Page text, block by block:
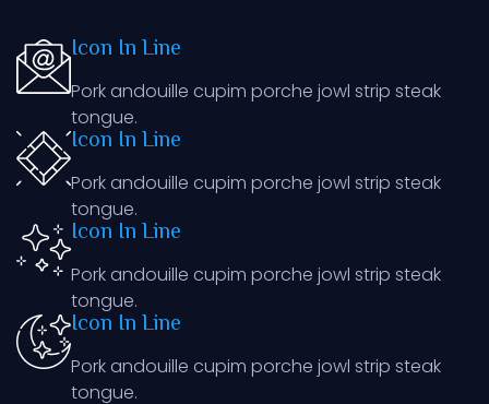
Icon In Line
Pork andouille cupim porche jowl strip steak
tongue.
Icon In Line
Pork andouille cupim porche jowl strip steak
tongue.
Icon In Line
Pork andouille cupim porche jowl strip steak
tongue.
Icon In Line
Pork andouille cupim porche jowl strip steak
tongue.